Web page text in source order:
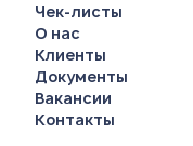
Чек-листы
О нас
Клиенты
Документы
Вакансии
Контакты